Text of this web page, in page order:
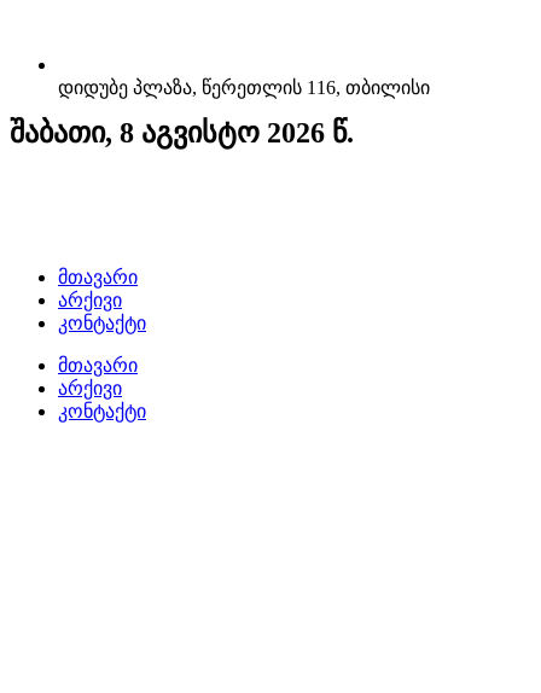
დიდუბე პლაზა, წერეთლის 116, თბილისი
შაბათი, 8 აგვისტო 2026 წ.
მთავარი
არქივი
კონტაქტი
მთავარი
არქივი
კონტაქტი